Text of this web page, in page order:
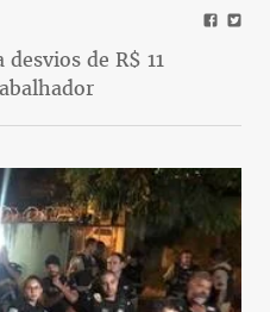
de R$ 11